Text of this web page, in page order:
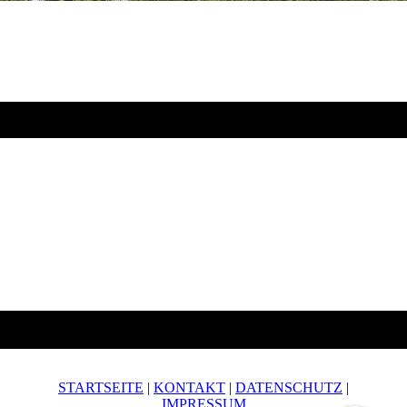
STARTSEITE | KONTAKT | DATENSCHUTZ |
IMPRESSUM